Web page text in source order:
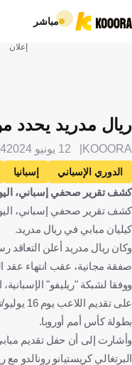
مباشر
إعلان
ريال مدريد يحدد
KOOORA 12 يونيو 2024
الدوري الإسباني إسبانيا
باريس سان جيرمان
كرة قدم
كشف تقرير صحفي إسباني،
كشف تقرير صحفي إسباني،
كيليان مبابي في ريال مدريد.
صفقة مجانية، عقب انتهاء
ووفقا لشبكة "ريليفو"
على
بطولة كأس أمم أوروبا.
وأشارت إلى أن حفل تقديم
البرتغالي كريستيانو رونالدو مع